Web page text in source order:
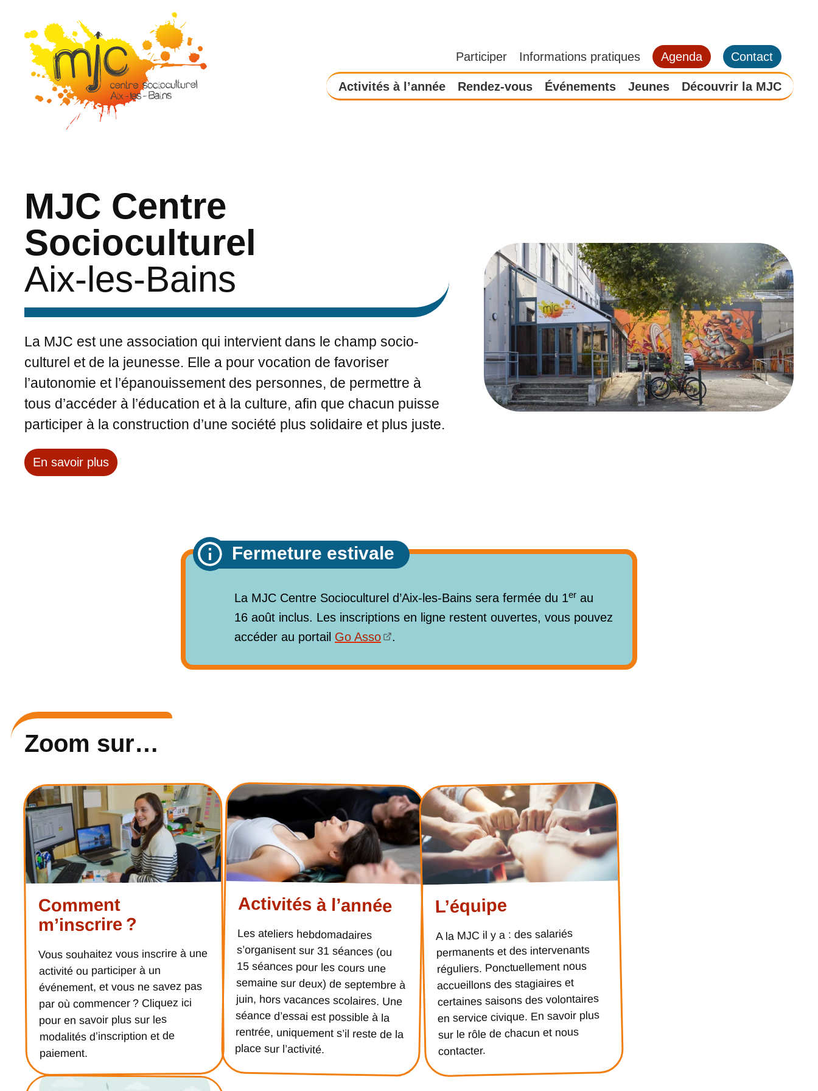
Activités à l’année Rendez-vous Événements Jeunes Découvrir la MJC
Participer Informations pratiques Agenda Contact
MJC Centre
Socioculturel
Aix-les-Bains
La MJC est une association qui intervient dans le champ socio-
culturel et de la jeunesse. Elle a pour vocation de favoriser
l’autonomie et l’épanouissement des personnes, de permettre à
tous d’accéder à l’éducation et à la culture, afin que chacun puisse
participer à la construction d’une société plus solidaire et plus juste.
En savoir plus
Fermeture estivale
La MJC Centre Socioculturel d’Aix-les-Bains sera fermée du 1er au
16 août inclus. Les inscriptions en ligne restent ouvertes, vous pouvez
accéder au portail Go Asso .
Zoom sur…
Comment
m’inscrire ?
Vous souhaitez vous inscrire à une
activité ou participer à un
événement, et vous ne savez pas
par où commencer ? Cliquez ici
pour en savoir plus sur les
modalités d’inscription et de
paiement.
Activités à l’année
Les ateliers hebdomadaires
s’organisent sur 31 séances (ou
15 séances pour les cours une
semaine sur deux) de septembre à
juin, hors vacances scolaires. Une
séance d’essai est possible à la
rentrée, uniquement s’il reste de la
place sur l’activité.
L’équipe
A la MJC il y a : des salariés
permanents et des intervenants
réguliers. Ponctuellement nous
accueillons des stagiaires et
certaines saisons des volontaires
en service civique. En savoir plus
sur le rôle de chacun et nous
contacter.